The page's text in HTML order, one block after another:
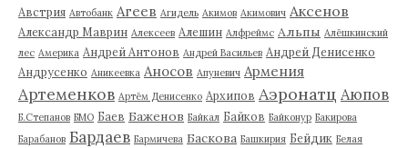
Австрия Автобанк Агеев Агидель Акимов Акимович Аксенов
Александр Маврин Алексеев Алешин Алфреймс Альпы Алёшкинский
лес Америка Андрей Антонов Андрей Васильев Андрей Денисенко
Андрусенко Аникеевка Аносов Апуневич Армения
Артеменков Артём Денисенко Архипов Аэронатц Аюпов
Б.Степанов БМО Баев Баженов Байкал Байков Байконур Бакирова
Барабанов Бардаев Бармичева Баскова Башкирия Бейдик Белая